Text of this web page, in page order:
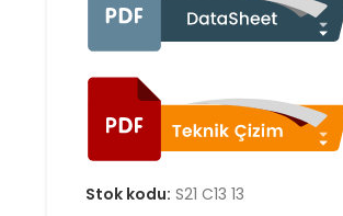
Stok kodu: S21 C13 13